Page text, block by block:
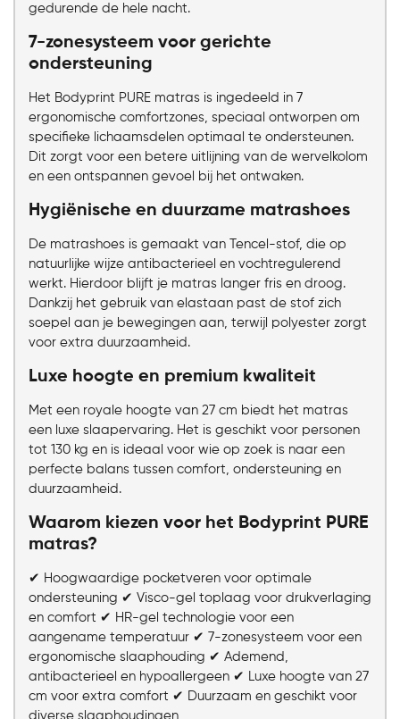
gedurende de hele nacht.
7-zonesysteem voor gerichte
ondersteuning
Het Bodyprint PURE matras is ingedeeld in 7
ergonomische comfortzones, speciaal ontworpen om
specifieke lichaamsdelen optimaal te ondersteunen.
Dit zorgt voor een betere uitlijning van de wervelkolom
en een ontspannen gevoel bij het ontwaken.
Hygiënische en duurzame matrashoes
De matrashoes is gemaakt van Tencel-stof, die op
natuurlijke wijze antibacterieel en vochtregulerend
werkt. Hierdoor blijft je matras langer fris en droog.
Dankzij het gebruik van elastaan past de stof zich
soepel aan je bewegingen aan, terwijl polyester zorgt
voor extra duurzaamheid.
Luxe hoogte en premium kwaliteit
Met een royale hoogte van 27 cm biedt het matras
een luxe slaapervaring. Het is geschikt voor personen
tot 130 kg en is ideaal voor wie op zoek is naar een
perfecte balans tussen comfort, ondersteuning en
duurzaamheid.
Waarom kiezen voor het Bodyprint PURE
matras?
✔ Hoogwaardige pocketveren voor optimale
ondersteuning ✔ Visco-gel toplaag voor drukverlaging
en comfort ✔ HR-gel technologie voor een
aangename temperatuur ✔ 7-zonesysteem voor een
ergonomische slaaphouding ✔ Ademend,
antibacterieel en hypoallergeen ✔ Luxe hoogte van 27
cm voor extra comfort ✔ Duurzaam en geschikt voor
diverse slaaphoudingen